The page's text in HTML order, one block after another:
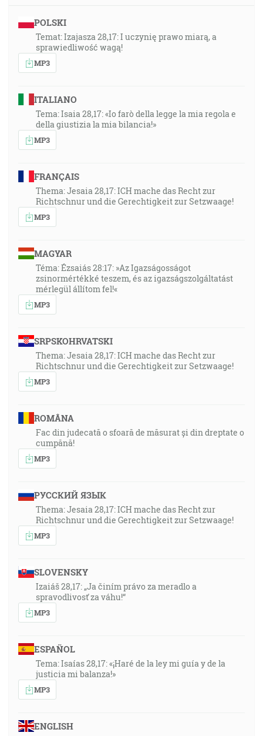
POLSKI
Temat: Izajasza 28,17: I uczynię prawo miarą, a
sprawiedliwość wagą!
MP3
ITALIANO
Tema: Isaia 28,17: «Io farò della legge la mia regola e
della giustizia la mia bilancia!»
MP3
FRANÇAIS
Thema: Jesaia 28,17: ICH mache das Recht zur
Richtschnur und die Gerechtigkeit zur Setzwaage!
MP3
MAGYAR
Téma: Ézsaiás 28:17: »Az Igazságosságot
zsinormértékké teszem, és az igazságszolgáltatást
mérlegül állítom fel!«
MP3
SRPSKOHRVATSKI
Thema: Jesaia 28,17: ICH mache das Recht zur
Richtschnur und die Gerechtigkeit zur Setzwaage!
MP3
ROMÂNA
Fac din judecată o sfoară de măsurat și din dreptate o
cumpănă!
MP3
РУССКИЙ ЯЗЫК
Thema: Jesaia 28,17: ICH mache das Recht zur
Richtschnur und die Gerechtigkeit zur Setzwaage!
MP3
SLOVENSKY
Izaiáš 28,17: „Ja činím právo za meradlo a
spravodlivosť za váhu!“
MP3
ESPAÑOL
Tema: Isaías 28,17: «¡Haré de la ley mi guía y de la
justicia mi balanza!»
MP3
ENGLISH